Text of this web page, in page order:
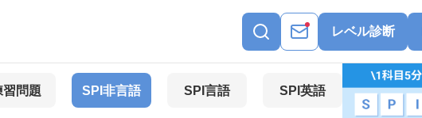
レベル診断
習問題 SPI非言語 SPI言語 SPI英語